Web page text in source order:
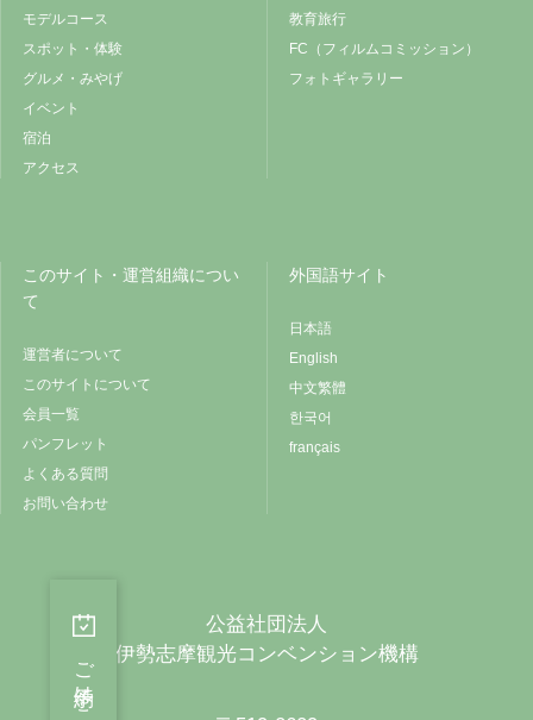
モデルコース
スポット・体験
グルメ・みやげ
イベント
宿泊
アクセス
教育旅行
FC（フィルムコミッション）
フォトギャラリー
このサイト・運営組織につい
て
運営者について
このサイトについて
会員一覧
パンフレット
よくある質問
お問い合わせ
外国語サイト
日本語
English
中文繁體
한국어
français
公益社団法人
伊勢志摩観光コンベンション機構